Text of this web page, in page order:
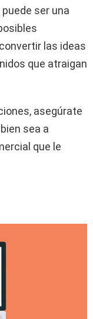
ser una
las ideas
que atraigan
asegúrate
sea a
que le